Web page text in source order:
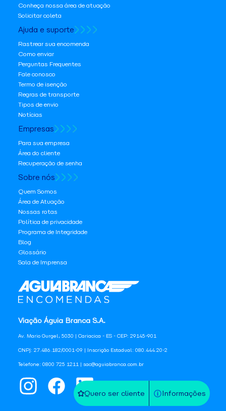
Quero ser cliente Informações
Viação Águia Branca S.A.
Av. Mario Gurgel, 5030 | Cariacica - ES - CEP: 29145-901
CNPJ: 27.486.182/0001-09 | Inscrição Estadual: 080.444.20-2
Telefone: 0800 725 1211 | sac@aguiabranca.com.br
Conheça nossa área de atuação
Solicitar coleta
Ajuda e suporte
Rastrear sua encomenda
Como enviar
Perguntas Frequentes
Fale conosco
Termo de isenção
Regras de transporte
Tipos de envio
Notícias
Empresas
Para sua empresa
Área do cliente
Recuperação de senha
Sobre nós
Quem Somos
Área de Atuação
Nossas rotas
Política de privacidade
Programa de Integridade
Blog
Glossário
Sala de Imprensa